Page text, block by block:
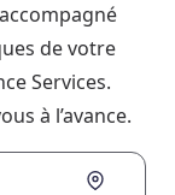
de votre
Services.
à l’avance.